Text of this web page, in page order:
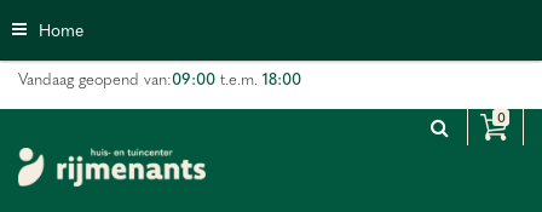
n
Home
Vandaag geopend van:09:00 t.e.m. 18:00